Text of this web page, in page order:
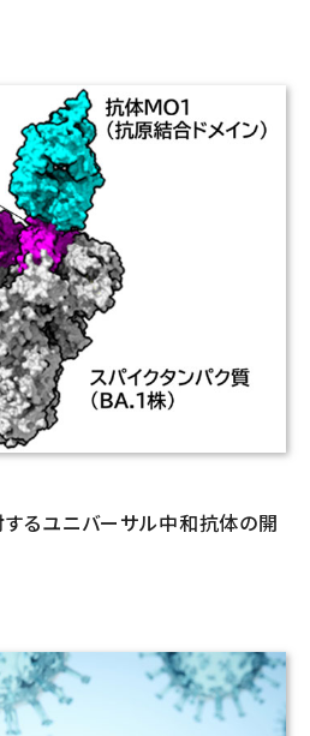
るユニバーサル中和抗体の開